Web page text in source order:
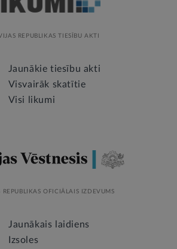
REPUBLIKAS TIESĪBU AKTI
Jaunākie tiesību akti
Visvairāk skatītie
Visi likumi
REPUBLIKAS OFICIĀLAIS IZDEVUMS
Jaunākais laidiens
Izsoles